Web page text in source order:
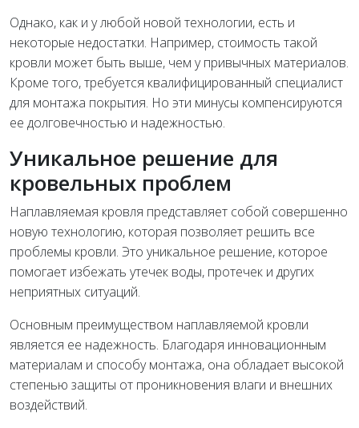
Однако, как и у любой новой технологии, есть и
некоторые недостатки. Например, стоимость такой
кровли может быть выше, чем у привычных материалов.
Кроме того, требуется квалифицированный специалист
для монтажа покрытия. Но эти минусы компенсируются
ее долговечностью и надежностью.
Уникальное решение для
кровельных проблем
Наплавляемая кровля представляет собой совершенно
новую технологию, которая позволяет решить все
проблемы кровли. Это уникальное решение, которое
помогает избежать утечек воды, протечек и других
неприятных ситуаций.
Основным преимуществом наплавляемой кровли
является ее надежность. Благодаря инновационным
материалам и способу монтажа, она обладает высокой
степенью защиты от проникновения влаги и внешних
воздействий.